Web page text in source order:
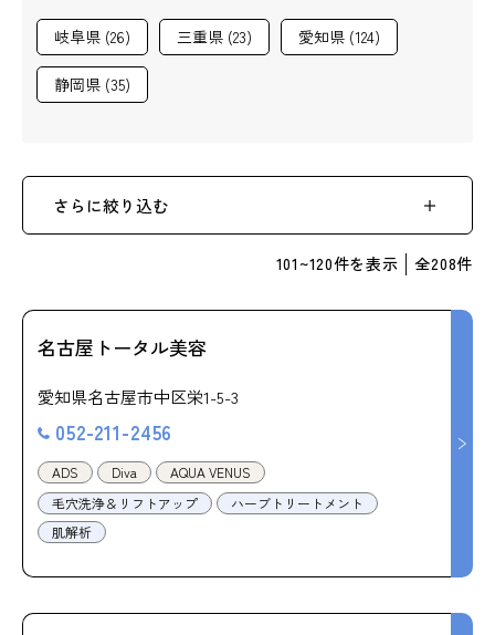
岐阜県 (26) 三重県 (23) 愛知県 (124)
静岡県 (35)
さらに絞り込む
101 ~120件を表示 全208件
名古屋トータル美容
愛知県名古屋市中区栄1-5-3
052-211-2456
ADS Diva
AQUA VENUS
毛穴洗浄＆リフトアップ
ハーブトリートメント
肌解析